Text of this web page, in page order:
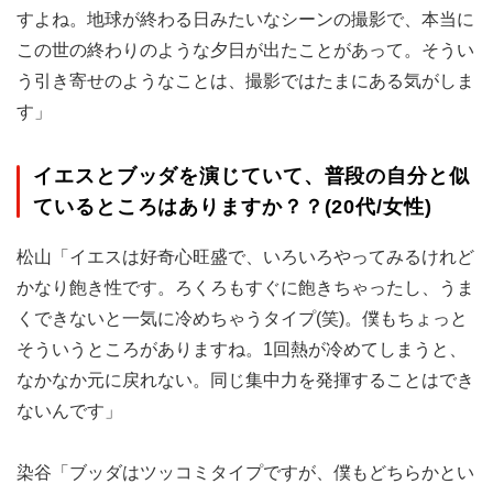
すよね。地球が終わる日みたいなシーンの撮影で、本当に
この世の終わりのような夕日が出たことがあって。そうい
う引き寄せのようなことは、撮影ではたまにある気がしま
す」
イエスとブッダを演じていて、普段の自分と似
ているところはありますか？？(20代/女性)
松山「イエスは好奇心旺盛で、いろいろやってみるけれど
かなり飽き性です。ろくろもすぐに飽きちゃったし、うま
くできないと一気に冷めちゃうタイプ(笑)。僕もちょっと
そういうところがありますね。1回熱が冷めてしまうと、
なかなか元に戻れない。同じ集中力を発揮することはでき
ないんです」
染谷「ブッダはツッコミタイプですが、僕もどちらかとい